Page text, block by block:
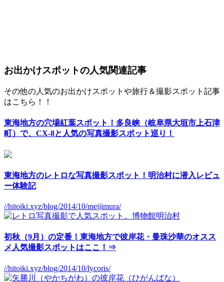
お出かけスポットの人気関連記事
その他の人気のお出かけスポットや旅行＆撮影スポット記事
はこちら！！
東海地方の穴場紅葉スポット！多良峡（岐阜県大垣市上石津
町）で、CX-8と人気の写真撮影スポット巡り！
東海地方のレトロな写真撮影スポット！明治村に潜入レビュ
ー体験記
//hitoiki.xyz/blog/2014/10/meijimura/
初秋（9月）の定番！東海地方で彼岸花・曼珠沙華のオスス
メ人気撮影スポットはここ！⇒
//hitoiki.xyz/blog/2014/10/lycoris/